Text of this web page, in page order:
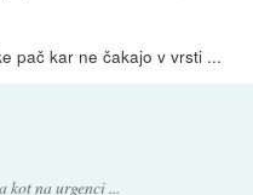
pač kar ne čakajo v vrsti ...
kot na urgenci ...